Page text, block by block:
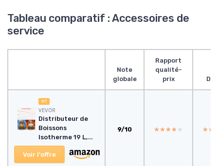
Tableau comparatif : Accessoires de
service
Note
globale
Rapport
qualité-
prix
#1
VEVOR
Distributeur de
Boissons
Isotherme 19 L,...
Voir l'offre
9/10 ★★★★★
★★★★★